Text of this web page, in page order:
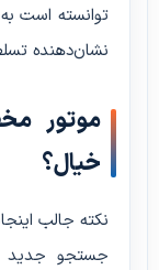
نشان‌دهنده
خیال؟
نکته جالب
جستجو جدید